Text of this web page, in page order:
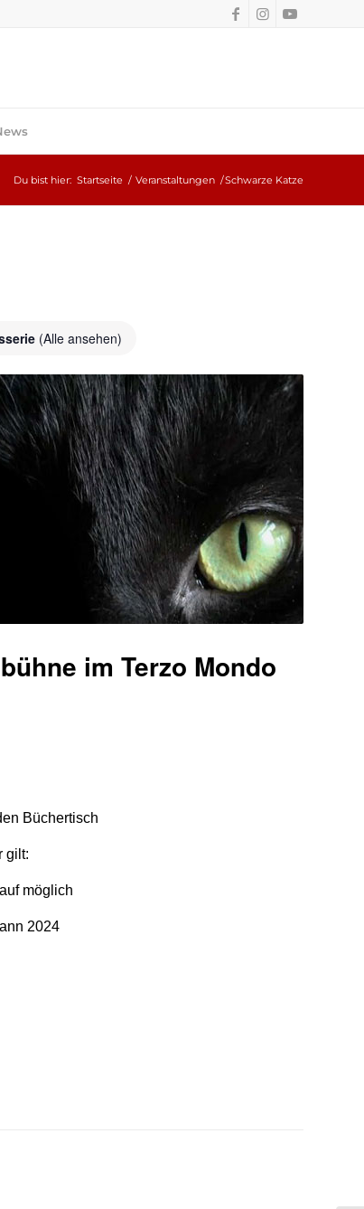
Du bist hier: Startseite / Veranstaltungen /Schwarze Katze
(Alle ansehen)
im Terzo Mondo
Büchertisch
gilt:
möglich
2024